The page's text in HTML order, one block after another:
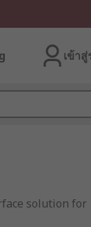
เข้า
solution for